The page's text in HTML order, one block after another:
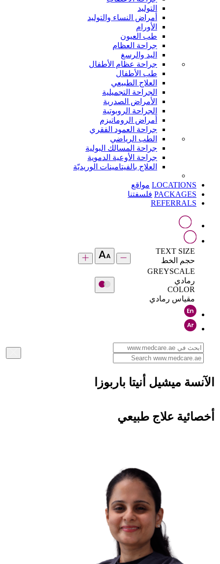
التوليد
أمراض النساء والتوليد
الأورام
طب العيون
جراحة العظام
اليد والرسغ
جراحة عظام الأطفال
طب الأطفال
العلاج الطبيعي
الجراحة التجميلية
الأمراض الصدرية
الجراحة الروبوتية
أمراض الروماتيزم
جراحة العمود الفقري
الطب الرياضي
جراحة المسالك البولية
جراحة الأوعية الدموية
العلاج بالفيتامينات الوريديّة
LOCATIONS مواقع
PACKAGES فلسفتنا
REFERRALS
TEXT SIZE
حجم الخط
GREYSCALE
رمادي
COLOR
مقياس رمادي
الآنسة ميشيل أنيتا باربوزا
أخصائية علاج طبيعي